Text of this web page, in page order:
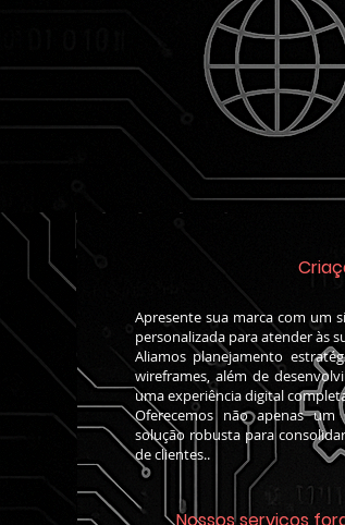
Apresente sua marca com um
personalizada para atender às
Aliamos planejamento
wireframes, além de
uma experiência digital
Oferecemos não apenas
solução robusta para
de clientes..